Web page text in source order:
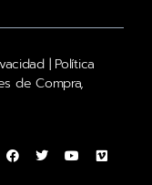
| Política
de Compra,